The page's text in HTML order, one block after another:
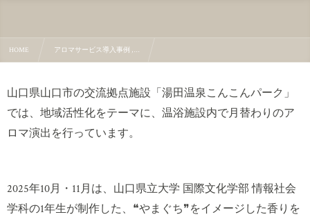
HOME アロマサービス導入事例 , …
山口県山口市の交流拠点施設「湯田温泉こんこんパーク」
では、地域活性化をテーマに、温浴施設内で月替わりのア
ロマ演出を行っています。
2025年10月・11月は、山口県立大学 国際文化学部 情報社会
学科の1年生が制作した、❝やまぐち❞をイメージした香りを